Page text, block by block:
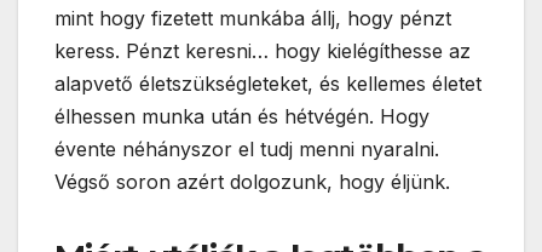
mint hogy fizetett munkába állj, hogy pénzt
keress. Pénzt keresni… hogy kielégíthesse az
alapvető életszükségleteket, és kellemes életet
élhessen munka után és hétvégén. Hogy
évente néhányszor el tudj menni nyaralni.
Végső soron azért dolgozunk, hogy éljünk.